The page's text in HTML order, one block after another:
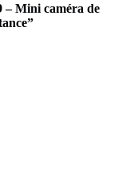
– Mini caméra de